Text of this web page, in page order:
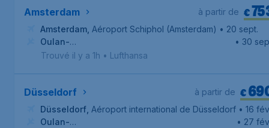
Amsterdam €
à partir de
Amsterdam Aéroport Schiphol (Amsterdam) • 20 sept.
Oulan-
Bator, Aéroport international d'Oulan-Bator
• 30
Trouvé il y a 1h • Lufthansa
Düsseldorf €
à partir de
Düsseldorf Aéroport international de Düsseldorf • 16
Oulan-
• 27